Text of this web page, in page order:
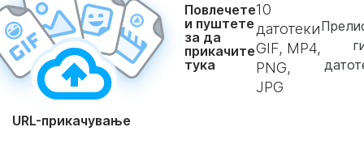
Повлечете
и пуштете
за да
прикачите
тука
10
датотеки
GIF, MP4,
PNG,
JPG
URL-прикачување